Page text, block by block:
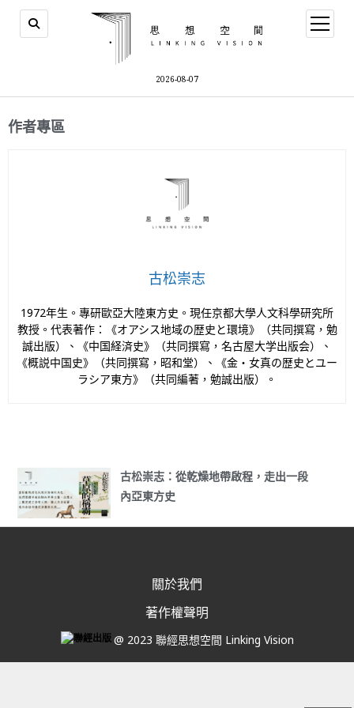
2026-08-07
作者專區
古松崇志
1972年生。專研歐亞大陸東方史。現任京都大學人文科學研究所
教授。代表著作：《オアシス地域の歴史と環境》（共同撰寫，勉
誠出版）、《中国経済史》（共同撰寫，名古屋大学出版会）、
《概説中国史》（共同撰寫，昭和堂）、《金・女真の歴史とユー
ラシア東方》（共同編著，勉誠出版）。
古松崇志：從乾燥地帶啟程，走出一段
內亞東方史
關於我們
著作權聲明
@ 2023 聯經思想空間 Linking Vision